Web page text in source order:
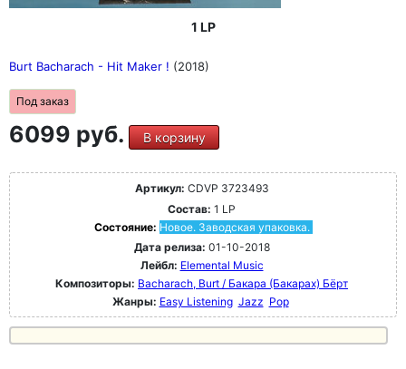
1 LP
Burt Bacharach - Hit Maker ! (2018)
Под заказ
6099 руб. В корзину
Артикул: CDVP 3723493
Состав: 1 LP
Состояние: Новое. Заводская упаковка.
Дата релиза: 01-10-2018
Лейбл: Elemental Music
Композиторы: Bacharach, Burt / Бакара (Бакарах) Бёрт
Жанры: Easy Listening Jazz Pop